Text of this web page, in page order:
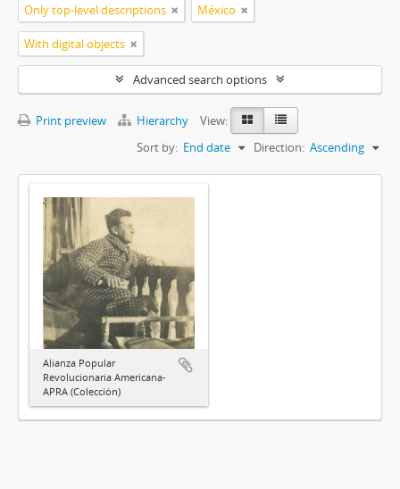
Only top-level descriptions México
With digital objects
Advanced search options
Print preview Hierarchy
View:
Sort by: End date Direction: Ascending
Alianza Popular
Revolucionaria Americana-
APRA (Colección)